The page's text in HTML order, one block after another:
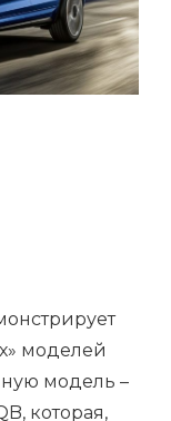
моделей
модель –
которая,